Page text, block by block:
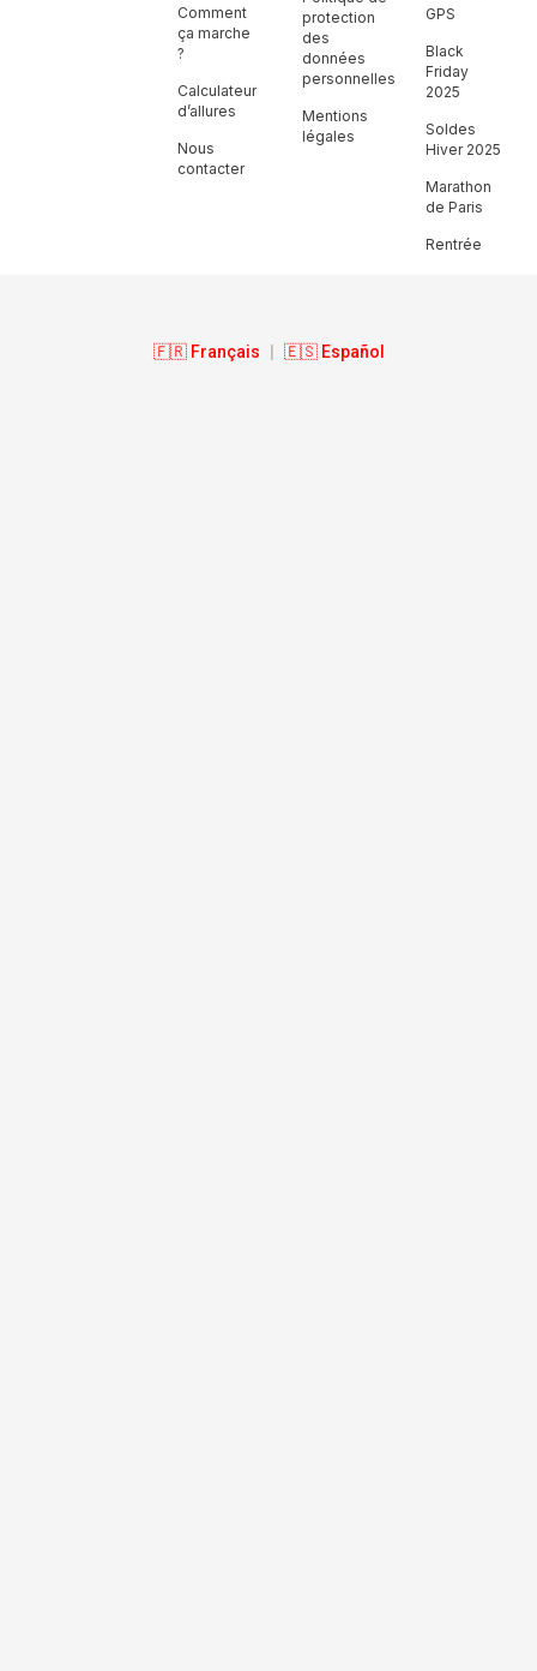
Comment
ça marche
?
Calculateur
d’allures
Nous
contacter
protection
des
données
personnelles
Mentions
légales
GPS
Black
Friday
2025
Soldes
Hiver 2025
Marathon
de Paris
Rentrée
🇫🇷 Français 🇪🇸 Español